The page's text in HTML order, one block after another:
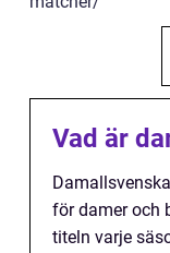
Vad är
för damer och
titeln varje